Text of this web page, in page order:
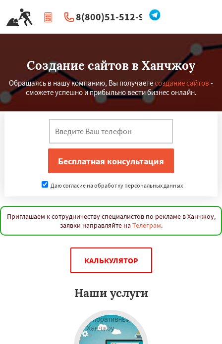
8(800)51-512-96
| Перезвоните мне
Создание сайтов в Ханчжоу
Обращаясь в нашу компанию, Вы получаетесоздание сайтов -
сможете успешно и прибыльно вести бизнес онлайн.
Даю согласие на обработку персональных данных
Приглашаем к сотрудничеству специалистов по рекламе в Ханчжоу,
заявки направляйте на Телеграм.
КАЛЬКУЛЯТОР
Наши услуги